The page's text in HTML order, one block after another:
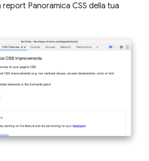
Panoramica CSS della tua